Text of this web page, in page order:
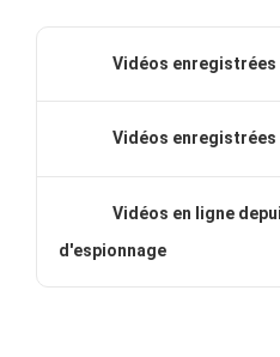
Vidéos enregistrées
Vidéos enregistrées
Vidéos en ligne
d'espionnage